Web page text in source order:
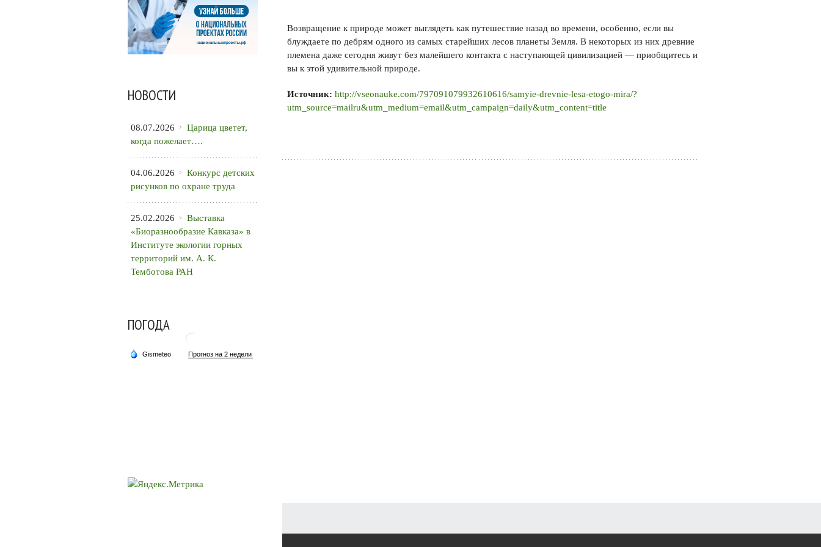
Возвращение к природе может выглядеть как путешествие назад во времени, особенно, если вы
блуждаете по дебрям одного из самых старейших лесов планеты Земля. В некоторых из них древние
племена даже сегодня живут без малейшего контакта с наступающей цивилизацией — приобщитесь и
вы к этой удивительной природе.
Источник: http://vseonauke.com/797091079932610616/samyie-drevnie-lesa-etogo-mira/?
utm_source=mailru&utm_medium=email&utm_campaign=daily&utm_content=title
НОВОСТИ
08.07.2026
Царица цветет,
когда пожелает….
04.06.2026
Конкурс детских
рисунков по охране труда
25.02.2026
Выставка
«Биоразнообразие Кавказа» в
Институте экологии горных
территорий им. А. К.
Темботова РАН
ПОГОДА